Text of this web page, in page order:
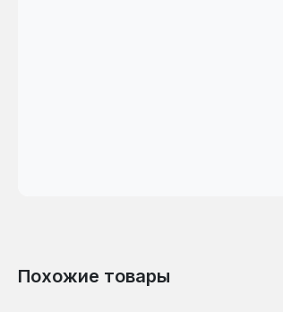
Похожие товары